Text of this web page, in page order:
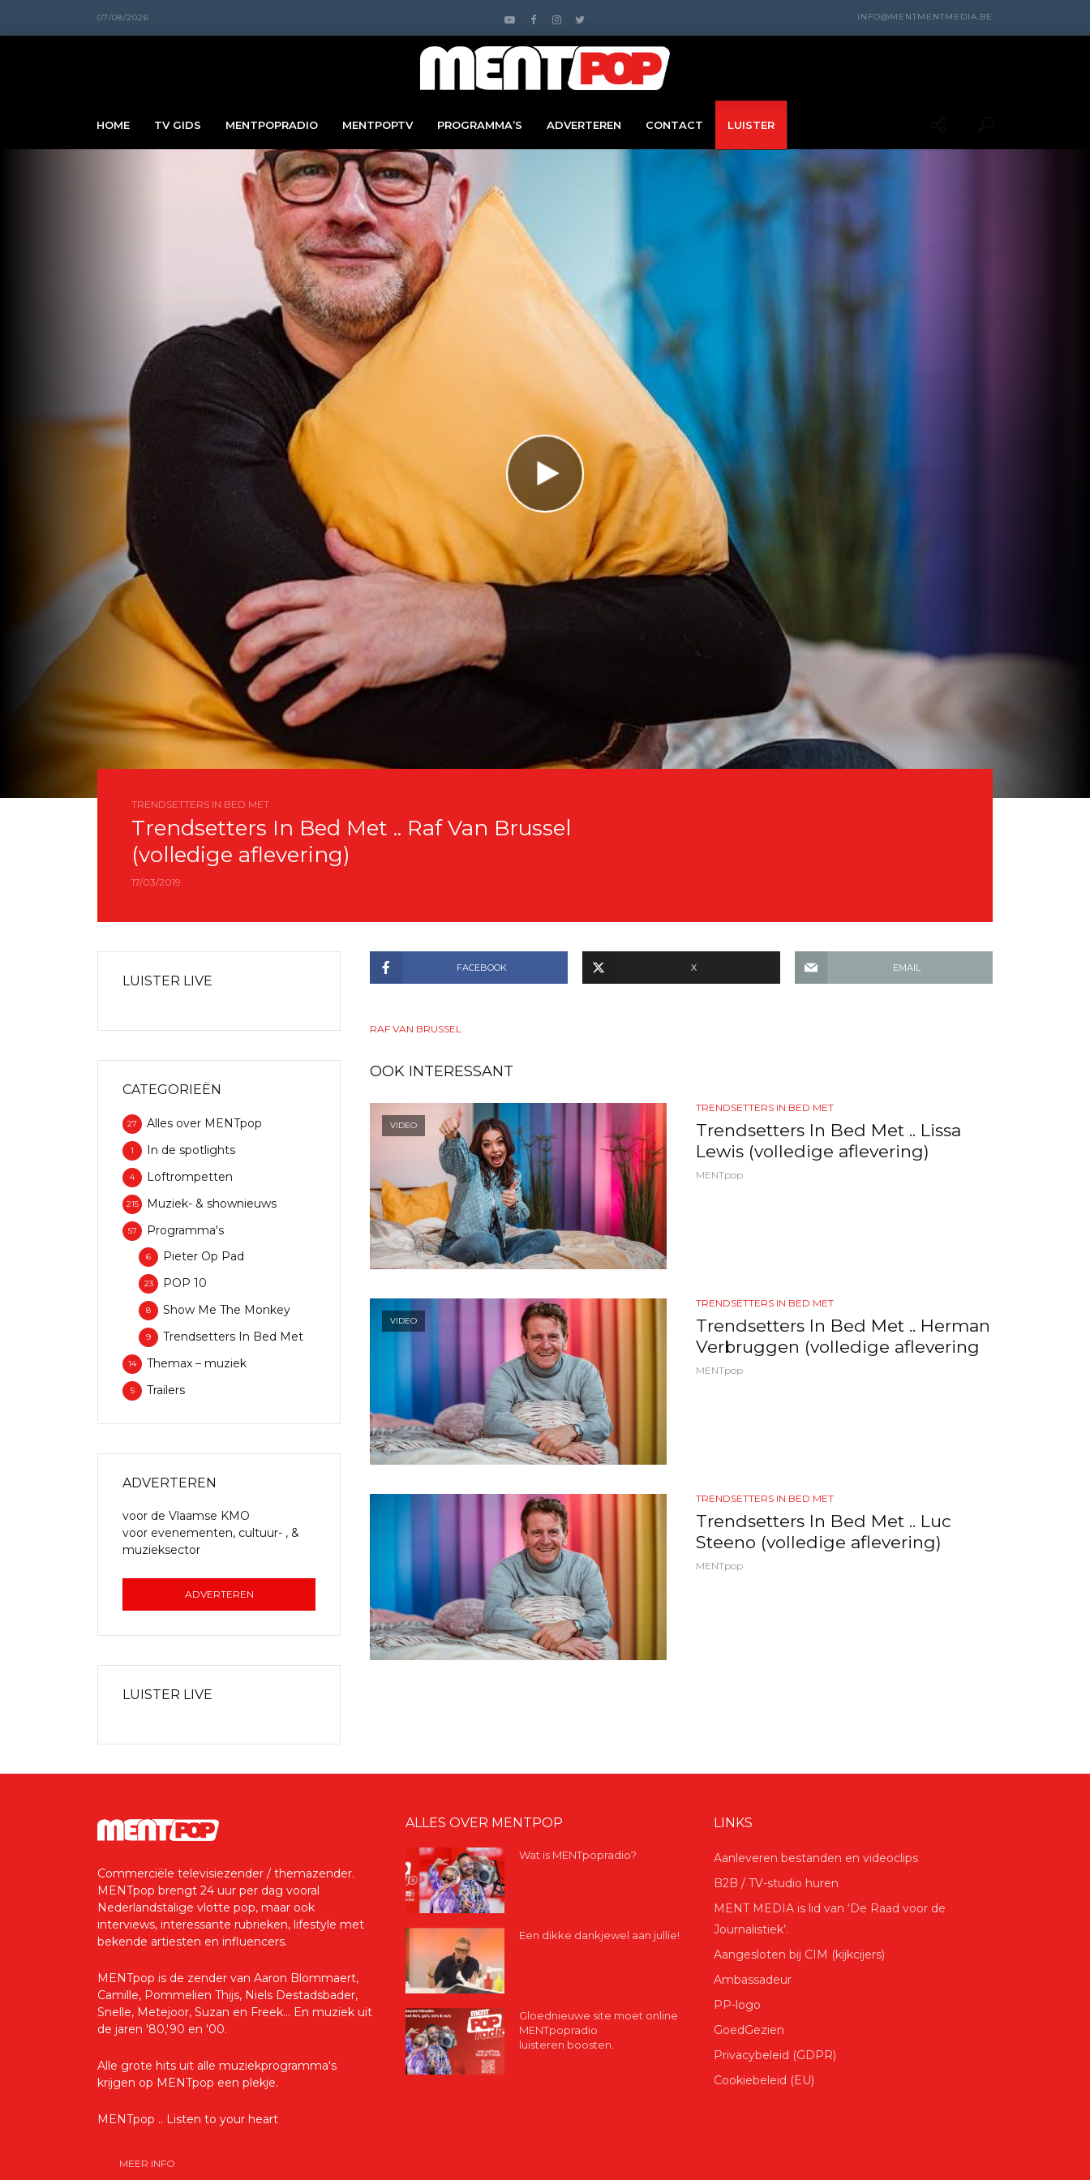
07/08/2026 INFO@MENTMENTMEDIA.BE
HOME TV GIDS MENTPOPRADIO MENTPOPTV PROGRAMMA’S ADVERTEREN CONTACT LUISTER
TRENDSETTERS IN BED MET
Trendsetters In Bed Met .. Raf Van Brussel
(volledige aflevering)
17/03/2019
LUISTER LIVE
CATEGORIEËN
Alles over MENTpop
27
In de spotlights
1
Loftrompetten
4
Muziek- & shownieuws
215
Programma's
57
Pieter Op Pad
6
POP 10
23
Show Me The Monkey
8
Trendsetters In Bed Met
9
Themax – muziek
14
Trailers
5
ADVERTEREN
voor de Vlaamse KMO
voor evenementen, cultuur- , &
muzieksector
ADVERTEREN
LUISTER LIVE
FACEBOOK X EMAIL
RAF VAN BRUSSEL
OOK INTERESSANT
VIDEO
TRENDSETTERS IN BED MET
Trendsetters In Bed Met .. Lissa
Lewis (volledige aflevering)
MENTpop
VIDEO
TRENDSETTERS IN BED MET
Trendsetters In Bed Met .. Herman
Verbruggen (volledige aflevering
MENTpop
TRENDSETTERS IN BED MET
Trendsetters In Bed Met .. Luc
Steeno (volledige aflevering)
MENTpop
Commerciële televisiezender / themazender.
MENTpop brengt 24 uur per dag vooral
Nederlandstalige vlotte pop, maar ook
interviews, interessante rubrieken, lifestyle met
bekende artiesten en influencers.
MENTpop is de zender van Aaron Blommaert,
Camille, Pommelien Thijs, Niels Destadsbader,
Snelle, Metejoor, Suzan en Freek... En muziek uit
de jaren '80,'90 en '00.
Alle grote hits uit alle muziekprogramma's
krijgen op MENTpop een plekje.
MENTpop .. Listen to your heart
MEER INFO
ALLES OVER MENTPOP
Wat is MENTpopradio?
Een dikke dankjewel aan jullie!
Gloednieuwe site moet online
MENTpopradio
luisteren boosten.
LINKS
Aanleveren bestanden en videoclips
B2B / TV-studio huren
MENT MEDIA is lid van ‘De Raad voor de
Journalistiek’.
Aangesloten bij CIM (kijkcijers)
Ambassadeur
PP-logo
GoedGezien
Privacybeleid (GDPR)
Cookiebeleid (EU)